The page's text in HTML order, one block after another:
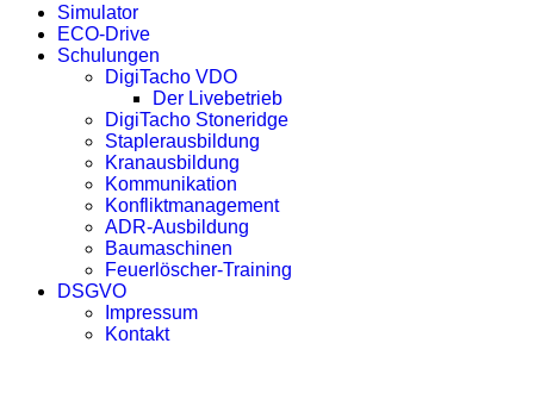
Simulator
ECO-Drive
Schulungen
DigiTacho VDO
Der Livebetrieb
DigiTacho Stoneridge
Staplerausbildung
Kranausbildung
Kommunikation
Konfliktmanagement
ADR-Ausbildung
Baumaschinen
Feuerlöscher-Training
DSGVO
Impressum
Kontakt